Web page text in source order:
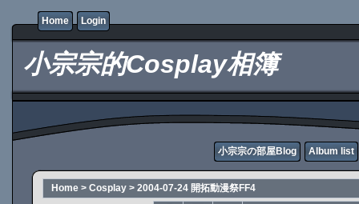
Home Login
小宗宗的Cosplay相簿
小宗宗の部屋Blog Album list
Home > Cosplay > 2004-07-24 開拓動漫祭FF4